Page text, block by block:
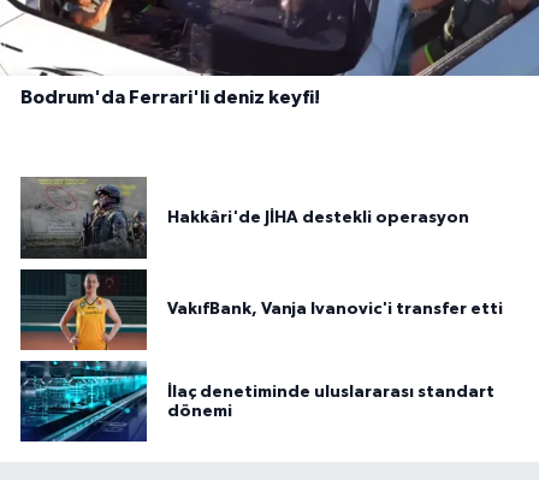
Bodrum'da Ferrari'li deniz keyfi!
Hakkâri'de JİHA destekli operasyon
VakıfBank, Vanja Ivanovic'i transfer etti
İlaç denetiminde uluslararası standart
dönemi